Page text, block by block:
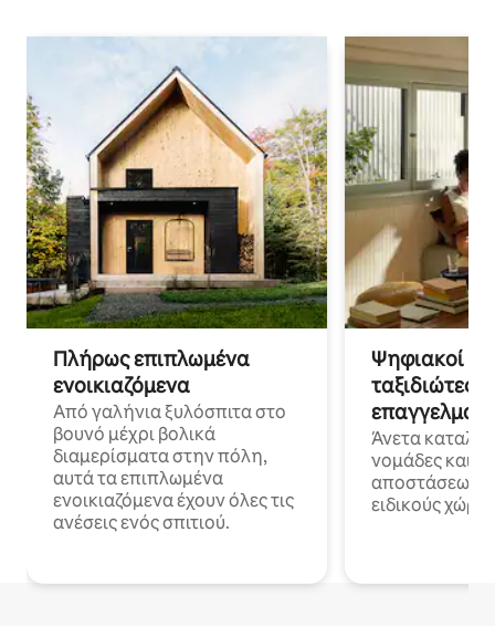
Πλήρως επιπλωμένα
ενοικιαζόμενα
Από γαλήνια ξυλόσπιτα στο
βουνό μέχρι βολικά
διαμερίσματα στην πόλη,
αυτά τα επιπλωμένα
ενοικιαζόμενα έχουν όλες τις
ανέσεις ενός σπιτιού.
Ψηφιακοί
ταξιδιώτες
Άνετα
νομάδες και
αποστάσεως
ειδικούς